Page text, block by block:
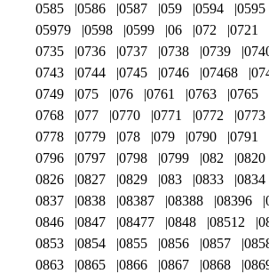
0585
0586 0587 059 0594 0595
05979
0598 0599 06 072 0721
0735
0736 0737 0738 0739
0743
0744 0745 0746 07468
0749
075 076 0761 0763 0765
0768
077 0770 0771 0772 0773
0778
0779 078 079 0790 0791
0796
0797 0798 0799 082 0820
0826
0827 0829 083 0833 0834
0837
0838 08387 08388 08396
0846
0847 08477 0848 08512
0853
0854 0855 0856 0857
0863
0865 0866 0867 0868